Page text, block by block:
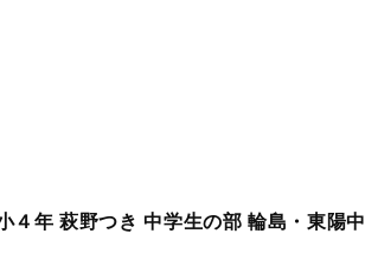
４年 萩野つき 中学生の部 輪島・東陽中